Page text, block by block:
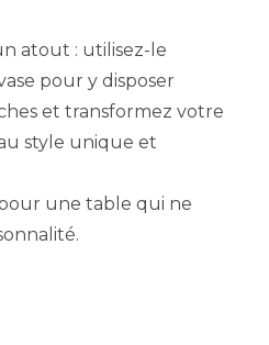
atout : utilisez-le
pour y disposer
et transformez votre
style unique et
une table qui ne